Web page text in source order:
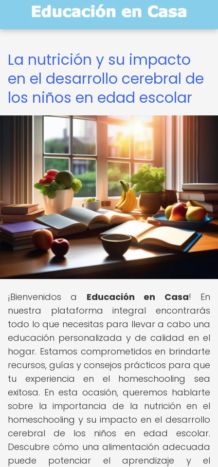
La nutrición y su impacto
en el desarrollo cerebral de
los niños en edad escolar
¡Bienvenidos a Educación en Casa! En
nuestra plataforma integral encontrarás
todo lo que necesitas para llevar a cabo una
educación personalizada y de calidad en el
hogar. Estamos comprometidos en brindarte
recursos, guías y consejos prácticos para que
tu experiencia en el homeschooling sea
exitosa. En esta ocasión, queremos hablarte
sobre la importancia de la nutrición en el
homeschooling y su impacto en el desarrollo
cerebral de los niños en edad escolar.
Descubre cómo una alimentación adecuada
puede potenciar el aprendizaje y el